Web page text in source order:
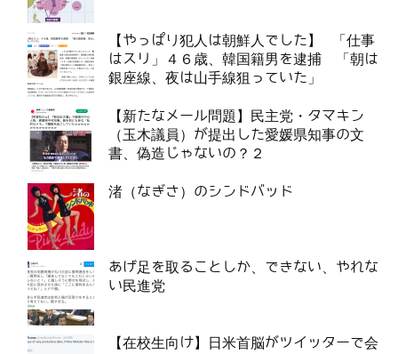
【やっぱり犯人は朝鮮人でした】 「仕事
はスリ」４６歳、韓国籍男を逮捕 「朝は
銀座線、夜は山手線狙っていた」
【新たなメール問題】民主党・タマキン
（玉木議員）が提出した愛媛県知事の文
書、偽造じゃないの？２
渚（なぎさ）のシンドバッド
あげ足を取ることしか、できない、やれな
い民進党
【在校生向け】日米首脳がツイッターで会